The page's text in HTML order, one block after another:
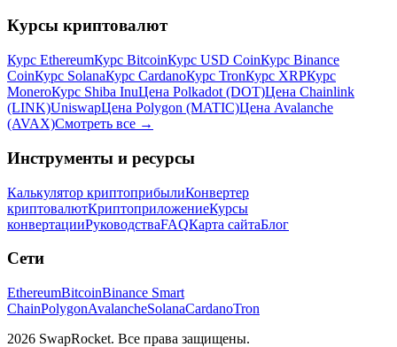
Курсы криптовалют
Курс EthereumКурс BitcoinКурс USD CoinКурс Binance
CoinКурс SolanaКурс CardanoКурс TronКурс XRPКурс
MoneroКурс Shiba InuЦена Polkadot (DOT)Цена Chainlink
(LINK)UniswapЦена Polygon (MATIC)Цена Avalanche
(AVAX)Смотреть все →
Инструменты и ресурсы
Калькулятор криптоприбылиКонвертер
криптовалютКриптоприложениеКурсы
конвертацииРуководстваFAQКарта сайтаБлог
Сети
EthereumBitcoinBinance Smart
ChainPolygonAvalancheSolanaCardanoTron
2026 SwapRocket. Все права защищены.